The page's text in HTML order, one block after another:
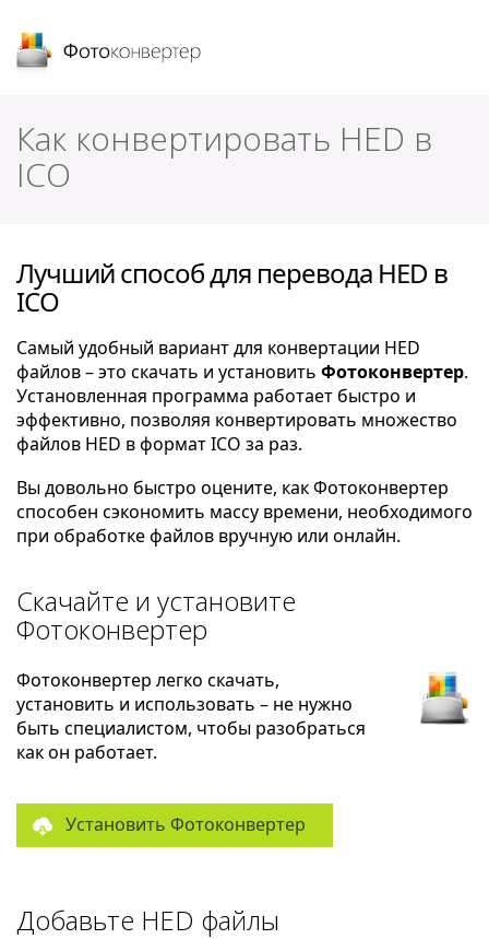
Как конвертировать HED в
ICO
Лучший способ для перевода HED в
ICO
Самый удобный вариант для конвертации HED
файлов – это скачать и установить Фотоконвертер.
Установленная программа работает быстро и
эффективно, позволяя конвертировать множество
файлов HED в формат ICO за раз.
Вы довольно быстро оцените, как Фотоконвертер
способен сэкономить массу времени, необходимого
при обработке файлов вручную или онлайн.
Скачайте и установите
Фотоконвертер
Фотоконвертер легко скачать,
установить и использовать – не нужно
быть специалистом, чтобы разобраться
как он работает.
Установить Фотоконвертер
Добавьте HED файлы